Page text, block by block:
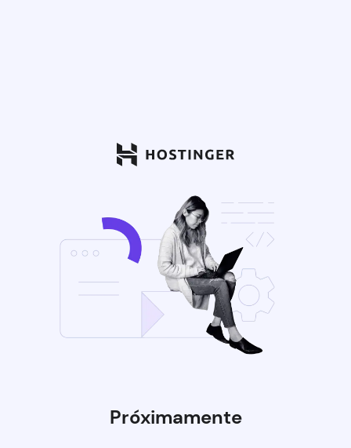
Próximamente